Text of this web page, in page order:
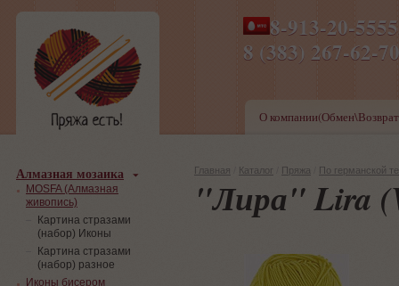
8-913-20-
8 (383) 267-
ПН-ПТ 8-17,СБ-ВС 9-
О
Главная Каталог Пряжа По германской
"Лира" Lira
Алмазная мозаика
MOSFA (Алмазная
живопись)
Картина стразами
(набор) Иконы
Картина стразами
(набор) разное
Иконы бисером